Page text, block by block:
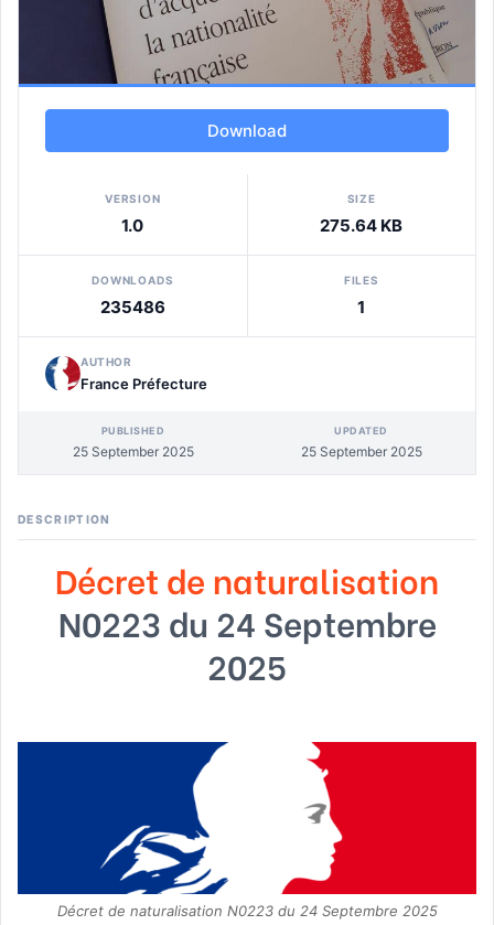
Download
VERSION
1.0
SIZE
275.64 KB
DOWNLOADS
235486
FILES
1
AUTHOR
France Préfecture
PUBLISHED
25 September 2025
UPDATED
25 September 2025
DESCRIPTION
Décret de naturalisation
N0223 du 24 Septembre
2025
Décret de naturalisation N0223 du 24 Septembre 2025